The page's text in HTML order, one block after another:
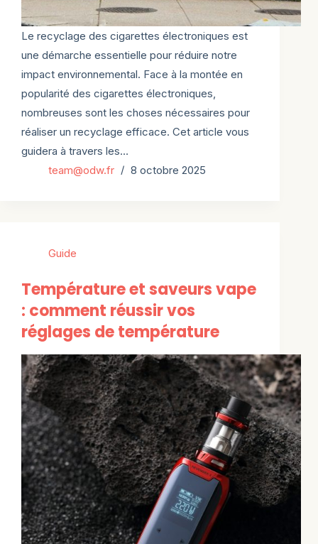
Le recyclage des cigarettes électroniques est
une démarche essentielle pour réduire notre
impact environnemental. Face à la montée en
popularité des cigarettes électroniques,
nombreuses sont les choses nécessaires pour
réaliser un recyclage efficace. Cet article vous
guidera à travers les…
team@odw.fr
8 octobre 2025
Guide
Température et saveurs vape
: comment réussir vos
réglages de température